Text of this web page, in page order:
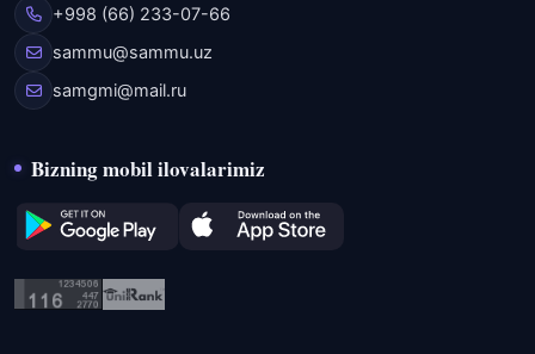
+998 (66) 233-07-66
sammu@sammu.uz
samgmi@mail.ru
Bizning mobil ilovalarimiz